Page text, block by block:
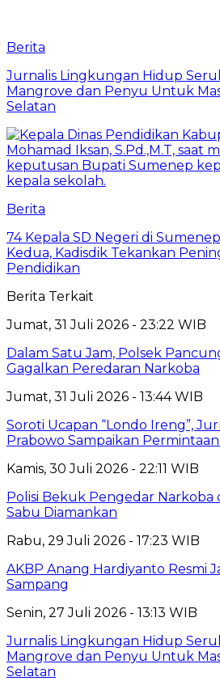
Berita
Jurnalis Lingkungan Hidup
Mangrove dan Penyu Untuk
Selatan
Berita
74 Kepala SD Negeri di
Kedua, Kadisdik Tekankan
Pendidikan
Berita Terkait
Jumat, 31 Juli 2026 - 23:22 WIB
Dalam Satu Jam, Polsek
Gagalkan Peredaran Narkoba
Jumat, 31 Juli 2026 - 13:44 WIB
Soroti Ucapan “Londo Ireng”,
Prabowo Sampaikan
Kamis, 30 Juli 2026 - 22:11 WIB
Polisi Bekuk Pengedar Narkoba
Sabu Diamankan
Rabu, 29 Juli 2026 - 17:23 WIB
AKBP Anang Hardiyanto Resmi
Sampang
Senin, 27 Juli 2026 - 13:13 WIB
Jurnalis Lingkungan Hidup
Mangrove dan Penyu Untuk
Selatan